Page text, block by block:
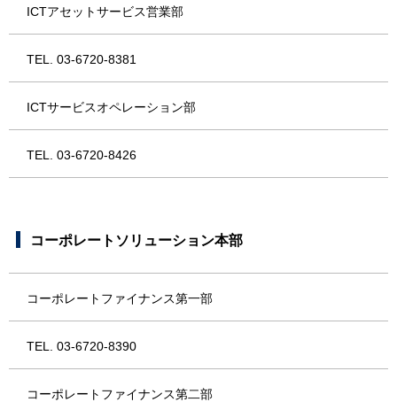
ICTアセットサービス営業部
TEL. 03-6720-8381
ICTサービスオペレーション部
TEL. 03-6720-8426
コーポレートソリューション本部
コーポレートファイナンス第一部
TEL. 03-6720-8390
コーポレートファイナンス第二部